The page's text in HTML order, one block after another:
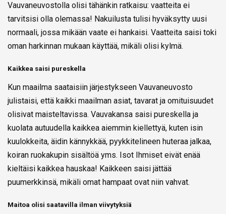
Vauvaneuvostolla olisi tähänkin ratkaisu: vaatteita ei
tarvitsisi olla olemassa! Nakuilusta tulisi hyväksytty uusi
normaali, jossa mikään vaate ei hankaisi. Vaatteita saisi toki
oman harkinnan mukaan käyttää, mikäli olisi kylmä.
Kaikkea saisi pureskella
Kun maailma saataisiin järjestykseen Vauvaneuvosto
julistaisi, että kaikki maailman asiat, tavarat ja omituisuudet
olisivat maisteltavissa. Vauvakansa saisi pureskella ja
kuolata autuudella kaikkea aiemmin kiellettyä, kuten isin
kuulokkeita, äidin kännykkää, pyykkitelineen huteraa jalkaa,
koiran ruokakupin sisältöä yms. Isot Ihmiset eivät enää
kieltäisi kaikkea hauskaa! Kaikkeen saisi jättää
puumerkkinsä, mikäli omat hampaat ovat niin vahvat.
Maitoa olisi saatavilla ilman viivytyksiä